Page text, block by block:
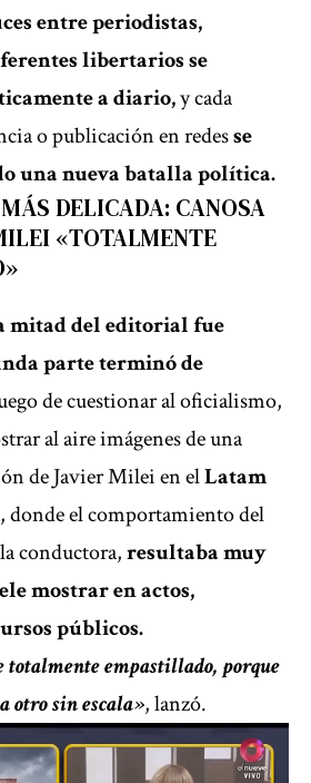
entre periodistas,
libertarios se
a diario,y cada
o publicación en redesse
una nueva batalla política.
DELICADA: CANOSA
«TOTALMENTE
mitad del editorial fue
parte terminó de
de cuestionar al oficialismo,
al aire imágenes de una
de Javier Milei en elLatam
, donde el comportamiento del
conductora,resultaba muy
mostrar en actos,
públicos.
empastillado, porque
otro sin escala», lanzó.